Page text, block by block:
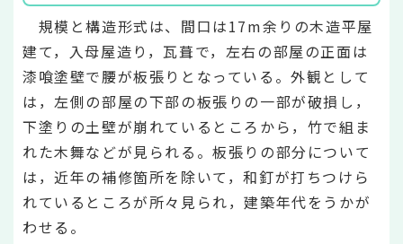
規模と構造形式は、間口は17m余りの木造平屋
建て，入母屋造り，瓦葺で，左右の部屋の正面は
漆喰塗壁で腰が板張りとなっている。外観として
は，左側の部屋の下部の板張りの一部が破損し，
下塗りの土壁が崩れているところから，竹で組ま
れた木舞などが見られる。板張りの部分について
は，近年の補修箇所を除いて，和釘が打ちつけら
れているところが所々見られ，建築年代をうかが
わせる。